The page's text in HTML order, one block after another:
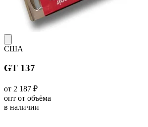
США
GT 137
от 2 187 ₽
опт от объёма
в наличии